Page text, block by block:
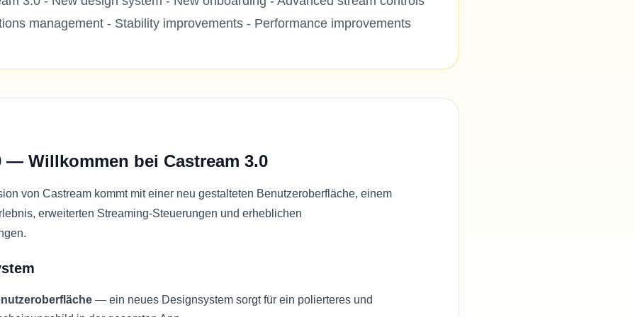
management - Stability improvements - Performance improvements
— Willkommen bei Castream 3.0
von Castream kommt mit einer neu gestalteten Benutzeroberfläche, einem
erweiterten Streaming-Steuerungen und erheblichen
— ein neues Designsystem sorgt für ein polierteres und